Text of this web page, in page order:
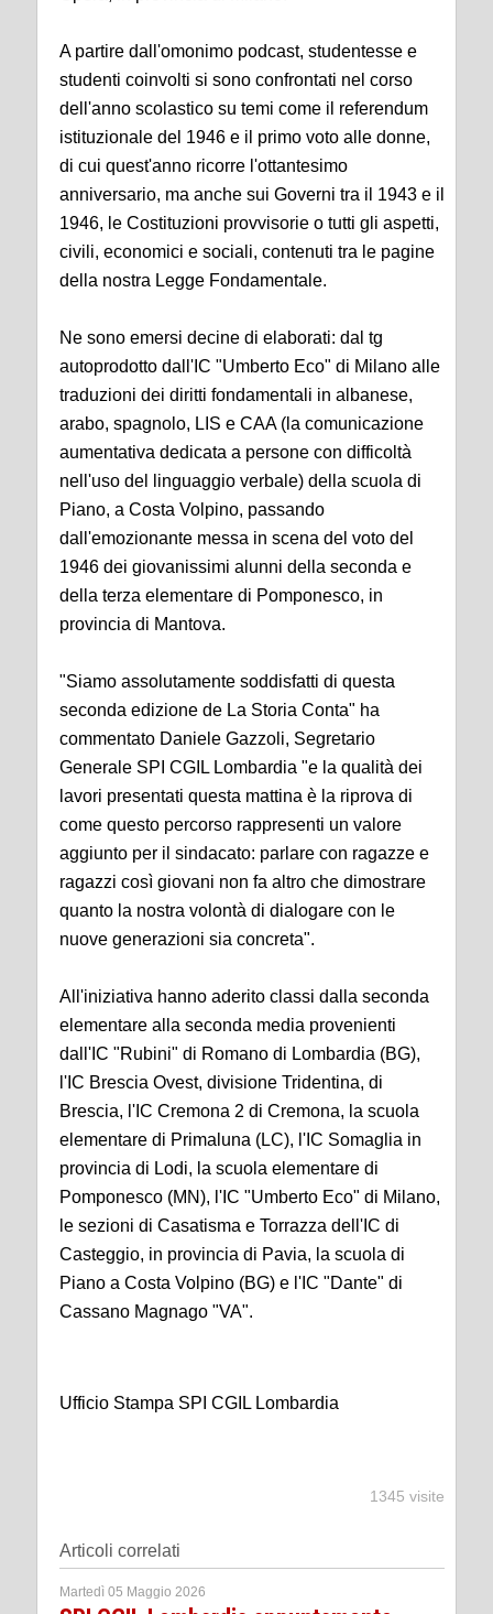
A partire dall'omonimo podcast, studentesse e
studenti coinvolti si sono confrontati nel corso
dell'anno scolastico su temi come il referendum
istituzionale del 1946 e il primo voto alle donne,
di cui quest'anno ricorre l'ottantesimo
anniversario, ma anche sui Governi tra il 1943 e il
1946, le Costituzioni provvisorie o tutti gli aspetti,
civili, economici e sociali, contenuti tra le pagine
della nostra Legge Fondamentale.
Ne sono emersi decine di elaborati: dal tg
autoprodotto dall'IC "Umberto Eco" di Milano alle
traduzioni dei diritti fondamentali in albanese,
arabo, spagnolo, LIS e CAA (la comunicazione
aumentativa dedicata a persone con difficoltà
nell'uso del linguaggio verbale) della scuola di
Piano, a Costa Volpino, passando
dall'emozionante messa in scena del voto del
1946 dei giovanissimi alunni della seconda e
della terza elementare di Pomponesco, in
provincia di Mantova.
"Siamo assolutamente soddisfatti di questa
seconda edizione de La Storia Conta" ha
commentato Daniele Gazzoli, Segretario
Generale SPI CGIL Lombardia "e la qualità dei
lavori presentati questa mattina è la riprova di
come questo percorso rappresenti un valore
aggiunto per il sindacato: parlare con ragazze e
ragazzi così giovani non fa altro che dimostrare
quanto la nostra volontà di dialogare con le
nuove generazioni sia concreta".
All'iniziativa hanno aderito classi dalla seconda
elementare alla seconda media provenienti
dall'IC "Rubini" di Romano di Lombardia (BG),
l'IC Brescia Ovest, divisione Tridentina, di
Brescia, l'IC Cremona 2 di Cremona, la scuola
elementare di Primaluna (LC), l'IC Somaglia in
provincia di Lodi, la scuola elementare di
Pomponesco (MN), l'IC "Umberto Eco" di Milano,
le sezioni di Casatisma e Torrazza dell'IC di
Casteggio, in provincia di Pavia, la scuola di
Piano a Costa Volpino (BG) e l'IC "Dante" di
Cassano Magnago "VA".
Ufficio Stampa SPI CGIL Lombardia
1345 visite
Articoli correlati
Martedì 05 Maggio 2026